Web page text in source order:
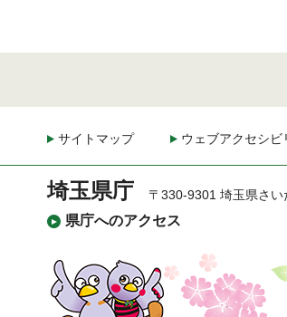
サイトマップ ウェブアクセシビ
埼玉県庁
県庁へのアクセス
〒330-9301 埼玉県さ